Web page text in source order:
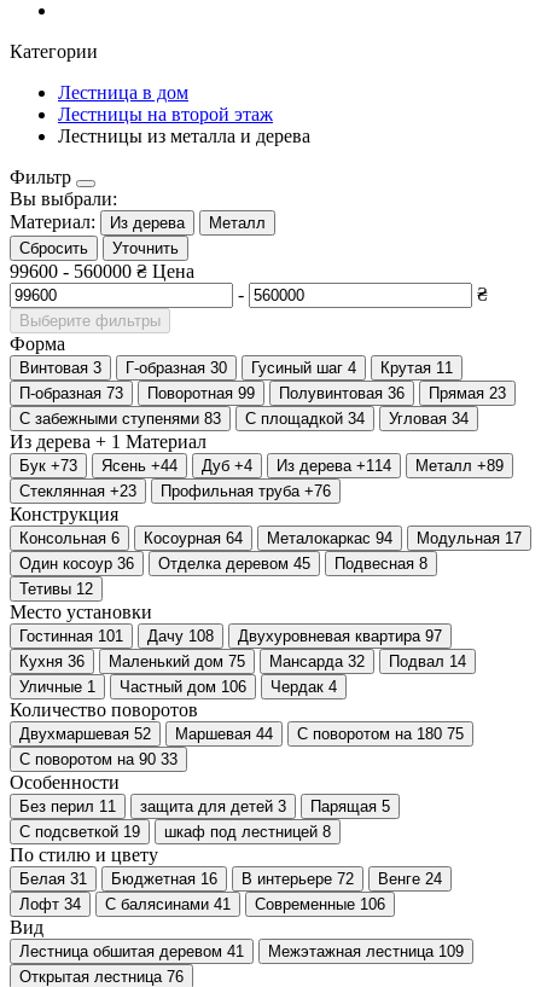
Категории
Лестница в дом
Лестницы на второй этаж
Лестницы из металла и дерева
Фильтр
Вы выбрали:
Материал:
Из дерева
Металл
Сбросить
Уточнить
99600 - 560000 ₴ Цена
-
₴
Выберите фильтры
Форма
Винтовая 3 Г-образная 30 Гусиный шаг 4 Крутая 11
П-образная 73 Поворотная 99 Полувинтовая 36 Прямая 23
С забежными ступенями 83 С площадкой 34 Угловая 34
Из дерева + 1 Материал
Бук +73 Ясень +44 Дуб +4 Из дерева +114 Металл +89
Стеклянная +23 Профильная труба +76
Конструкция
Консольная 6 Косоурная 64 Металокаркас 94 Модульная 17
Один косоур 36 Отделка деревом 45 Подвесная 8
Тетивы 12
Место установки
Гостинная 101 Дачу 108 Двухуровневая квартира 97
Кухня 36 Маленький дом 75 Мансарда 32 Подвал 14
Уличные 1 Частный дом 106 Чердак 4
Количество поворотов
Двухмаршевая 52 Маршевая 44 С поворотом на 180 75
С поворотом на 90 33
Особенности
Без перил 11 защита для детей 3 Парящая 5
С подсветкой 19 шкаф под лестницей 8
По стилю и цвету
Белая 31 Бюджетная 16 В интерьере 72 Венге 24
Лофт 34 С балясинами 41 Современные 106
Вид
Лестница обшитая деревом 41 Межэтажная лестница 109
Открытая лестница 76